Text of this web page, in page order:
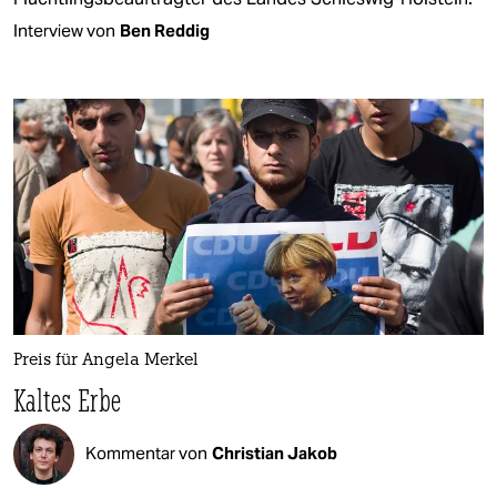
Interview von Ben Reddig
Preis für Angela Merkel
Kaltes Erbe
Kommentar von Christian Jakob